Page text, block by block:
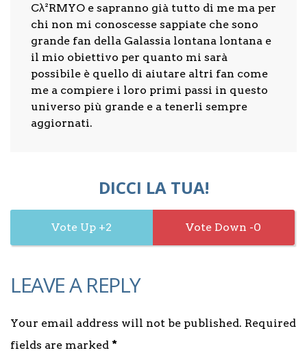
Cλ²RMYO e sapranno già tutto di me ma per
chi non mi conoscesse sappiate che sono
grande fan della Galassia lontana lontana e
il mio obiettivo per quanto mi sarà
possibile è quello di aiutare altri fan come
me a compiere i loro primi passi in questo
universo più grande e a tenerli sempre
aggiornati.
DICCI LA TUA!
2 0
LEAVE A REPLY
Your email address will not be published. Required
fields are marked *